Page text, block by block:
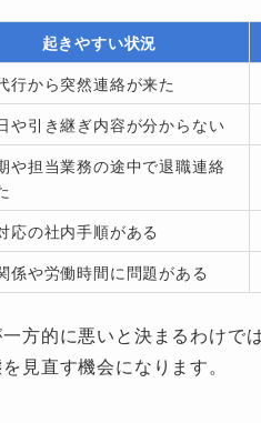
起きやすい状況
行から突然連絡が来た
や引き継ぎ内容が分からない
や担当業務の途中で退職連絡
応の社内手順がある
係や労働時間に問題がある
方的に悪いと決まるわけで
見直す機会になります。